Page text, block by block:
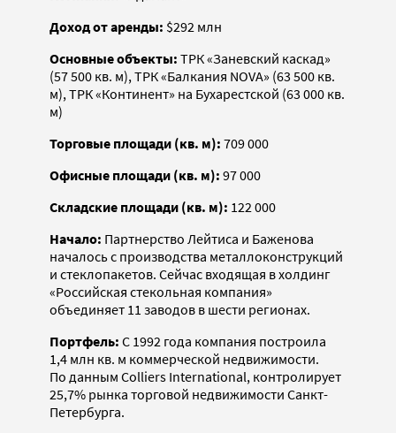
Доход от аренды: $292 млн
Основные объекты: ТРК «Заневский каскад»
(57 500 кв. м), ТРК «Балкания NOVA» (63 500 кв.
м), ТРК «Континент» на Бухарестской (63 000 кв.
м)
Торговые площади (кв. м): 709 000
Офисные площади (кв. м): 97 000
Складские площади (кв. м): 122 000
Начало: Партнерство Лейтиса и Баженова
началось с производства металлоконструкций
и стеклопакетов. Сейчас входящая в холдинг
«Российская стекольная компания»
объединяет 11 заводов в шести регионах.
Портфель: С 1992 года компания построила
1,4 млн кв. м коммерческой недвижимости.
По данным Colliers International, контролирует
25,7% рынка торговой недвижимости Санкт-
Петербурга.